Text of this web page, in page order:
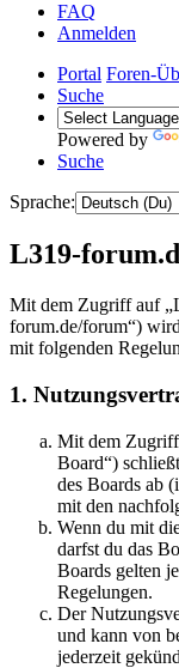
FAQ
Anmelden
Portal Foren-
Suche
Powered by
Suche
Sprache:
L319-
Mit dem Zugriff auf
forum.de/forum“)
mit folgenden
1.
Mit dem Zugriff
Board“)
des Boards ab
mit den
Wenn du mit
darfst du das
Boards gelten
Regelungen.
Der
und kann von
jederzeit